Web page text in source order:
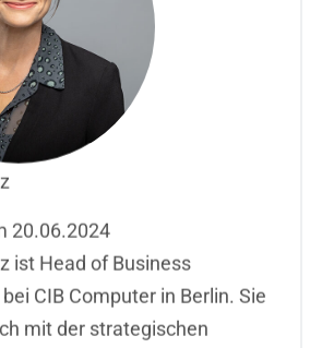
20.06.2024
ist Head of Business
CIB Computer in Berlin. Sie
mit der strategischen